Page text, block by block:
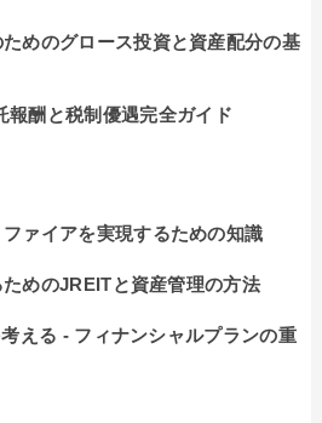
めのグロース投資と資産配分の基
報酬と税制優遇完全ガイド
ァイアを実現するための知識
めのJREITと資産管理の方法
える - フィナンシャルプランの重